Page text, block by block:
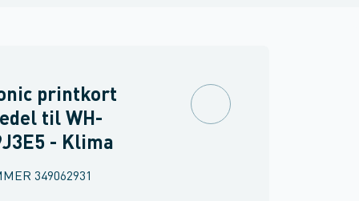
printkort
til WH-
- Klima
349062931